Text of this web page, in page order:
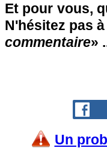
Et pour vous,
N'hésitez pas
commentaire»
Un